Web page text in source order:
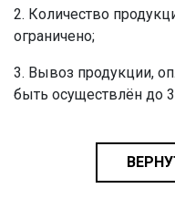
2. Количество
ограничено;
3. Вывоз продукции,
быть осуществлён до